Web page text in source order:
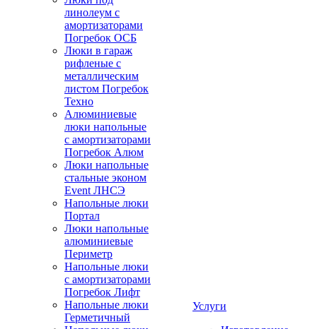
линолеум с
амортизаторами
Погребок ОСБ
Люки в гараж
рифленые с
металлическим
листом Погребок
Техно
Алюминиевые
люки напольные
с амортизаторами
Погребок Алюм
Люки напольные
стальные эконом
Event ЛНСЭ
Напольные люки
Портал
Люки напольные
алюминиевые
Периметр
Напольные люки
с амортизаторами
Погребок Лифт
Напольные люки
Герметичный
Услуги